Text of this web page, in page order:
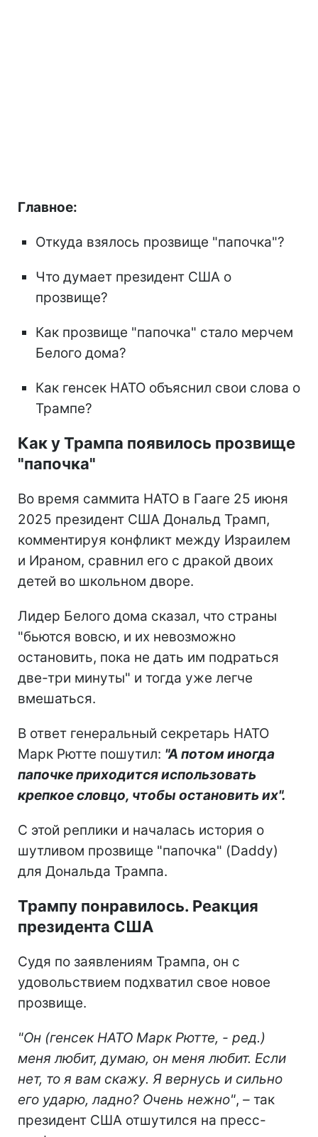
Главное:
Откуда взялось прозвище "папочка"?
Что думает президент США о
прозвище?
Как прозвище "папочка" стало мерчем
Белого дома?
Как генсек НАТО объяснил свои слова о
Трампе?
Как у Трампа появилось прозвище
"папочка"
Во время саммита НАТО в Гааге 25 июня
2025 президент США Дональд Трамп,
комментируя конфликт между Израилем
и Ираном, сравнил его с дракой двоих
детей во школьном дворе.
Лидер Белого дома сказал, что страны
"бьются вовсю, и их невозможно
остановить, пока не дать им подраться
две-три минуты" и тогда уже легче
вмешаться.
В ответ генеральный секретарь НАТО
Марк Рютте пошутил: "А потом иногда
папочке приходится использовать
крепкое словцо, чтобы остановить их".
С этой реплики и началась история о
шутливом прозвище "папочка" (Daddy)
для Дональда Трампа.
Трампу понравилось. Реакция
президента США
Судя по заявлениям Трампа, он с
удовольствием подхватил свое новое
прозвище.
"Он (генсек НАТО Марк Рютте, - ред.)
меня любит, думаю, он меня любит. Если
нет, то я вам скажу. Я вернусь и сильно
его ударю, ладно? Очень нежно", – так
президент США отшутился на пресс-